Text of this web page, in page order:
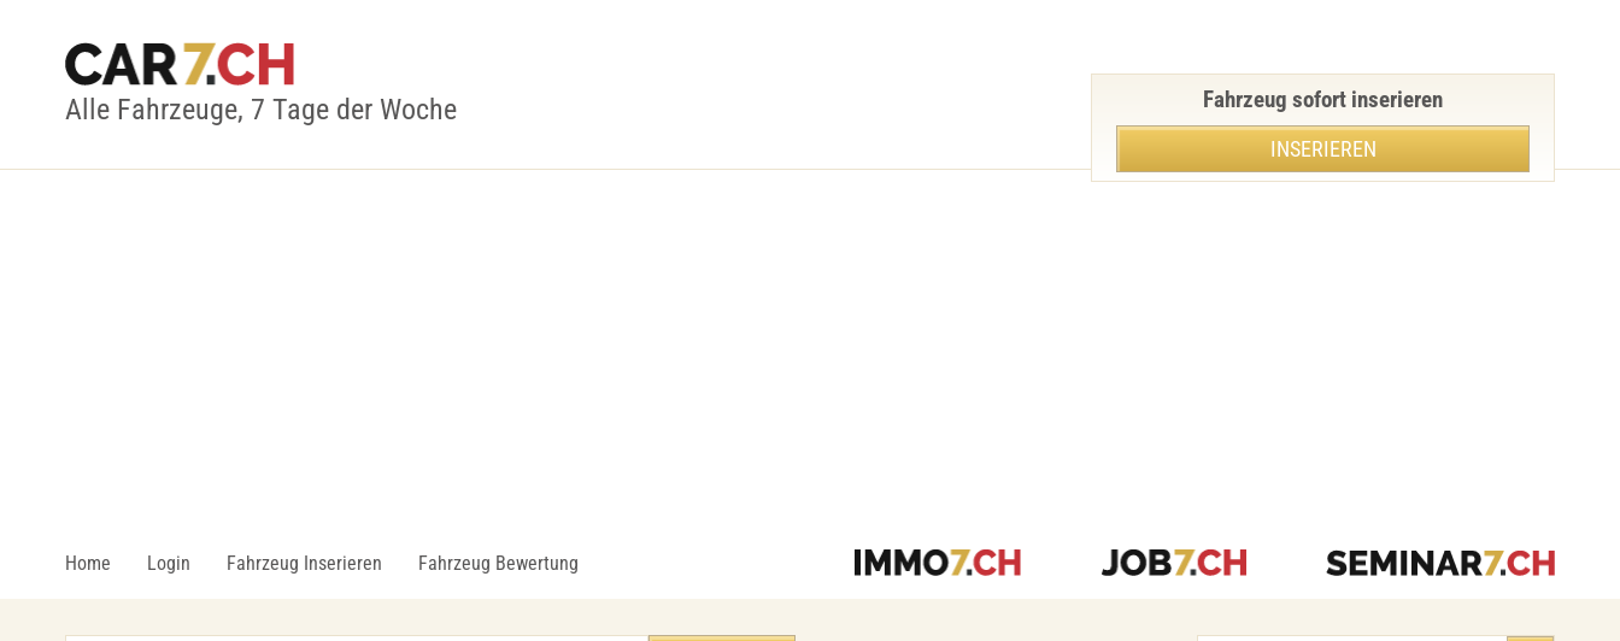
Alle Fahrzeuge, 7 Tage der Woche
Home Login Fahrzeug Inserieren Fahrzeug Bewertung
Fahrzeug sofort inserieren
INSERIEREN